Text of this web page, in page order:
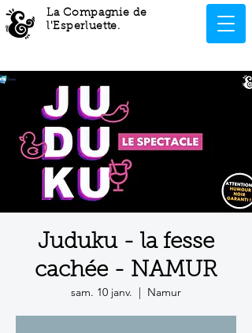
La Compagnie de
l'Esperluette.
Juduku - la fesse
cachée - NAMUR
sam. 10 janv.
  |
Namur